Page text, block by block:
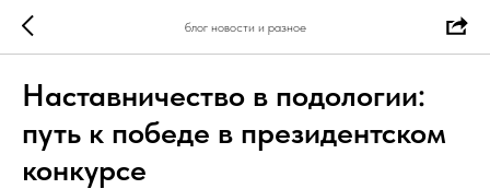
блог новости и разное
Наставничество в подологии:
путь к победе в президентском
конкурсе